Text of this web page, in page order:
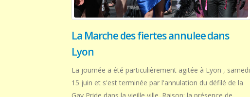
La Marche des fiertes annulee dans
Lyon
La journée a été particulièrement agitée à Lyon , samedi
15 juin et s'est terminée par l'annulation du défilé de la